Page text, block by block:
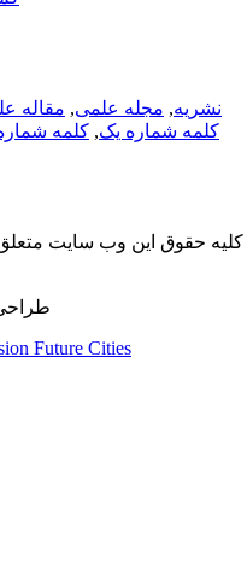
نشریه, مجله علمی, مقاله
کلمه شماره یک, کلمه
کلیه حقوق این وب سایت
Future Cities